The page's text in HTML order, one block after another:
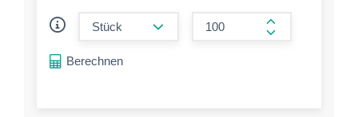
form.increase-
Berechnen